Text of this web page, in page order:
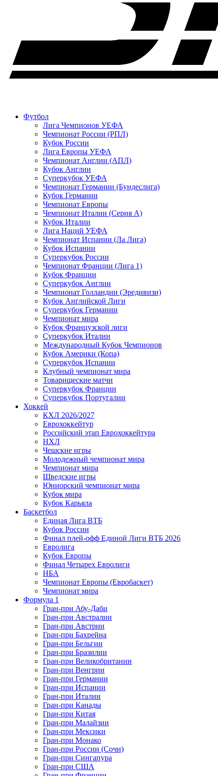
Футбол
Лига Чемпионов УЕФА
Чемпионат России (РПЛ)
Кубок России
Лига Европы УЕФА
Чемпионат Англии (АПЛ)
Кубок Англии
Суперкубок УЕФА
Чемпионат Германии (Бундеслига)
Кубок Германии
Чемпионат Европы
Чемпионат Италии (Серия А)
Кубок Италии
Лига Наций УЕФА
Чемпионат Испании (Ла Лига)
Кубок Испании
Суперкубок России
Чемпионат Франции (Лига 1)
Кубок Франции
Суперкубок Англии
Чемпионат Голландии (Эредивизи)
Кубок Английской Лиги
Суперкубок Германии
Чемпионат мира
Кубок Французской лиги
Суперкубок Италии
Международный Кубок Чемпионов
Кубок Америки (Копа)
Суперкубок Испании
Клубный чемпионат мира
Товарищеские матчи
Суперкубок Франции
Суперкубок Португалии
Хоккей
КХЛ 2026/2027
Еврохоккейтур
Российский этап Еврохоккейтура
НХЛ
Чешские игры
Молодежный чемпионат мира
Чемпионат мира
Шведские игры
Юниорский чемпионат мира
Кубок мира
Кубок Карьяла
Баскетбол
Единая Лига ВТБ
Кубок России
Финал плей-офф Единой Лиги ВТБ 2026
Евролига
Кубок Европы
Финал Четырех Евролиги
НБА
Чемпионат Европы (Евробаскет)
Чемпионат мира
Формула 1
Гран-при Абу-Даби
Гран-при Австралии
Гран-при Австрии
Гран-при Бахрейна
Гран-при Бельгии
Гран-при Бразилии
Гран-при Великобритании
Гран-при Венгрии
Гран-при Германии
Гран-при Испании
Гран-при Италии
Гран-при Канады
Гран-при Китая
Гран-при Малайзии
Гран-при Мексики
Гран-при Монако
Гран-при России (Сочи)
Гран-при Сингапура
Гран-при США